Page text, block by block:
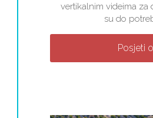
vertikalnim videima za
su do
Posjeti